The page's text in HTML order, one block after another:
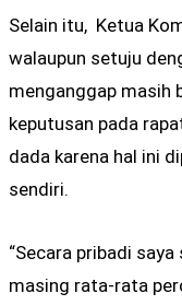
Selain itu, Ketua
walaupun setuju
menganggap masih
keputusan pada
dada karena hal ini
sendiri.
“Secara pribadi
masing rata-rata